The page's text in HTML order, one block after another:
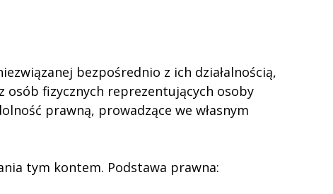
bezpośrednio z ich działalnością,
osób fizycznych reprezentujących osoby
prawną, prowadzące we własnym
tym kontem. Podstawa prawna: